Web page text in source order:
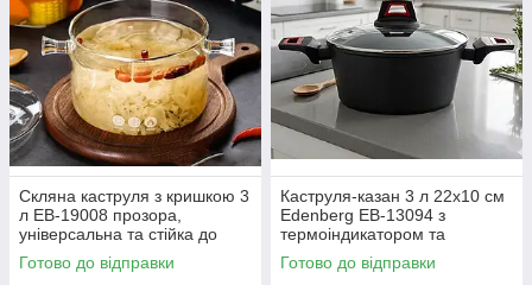
Скляна каструля з кришкою 3
л EB-19008 прозора,
універсальна та стійка до
високих температур
Готово до відправки
Каструля-казан 3 л 22x10 см
Edenberg EB-13094 з
термоіндикатором та
скляною кришкою
Готово до відправки